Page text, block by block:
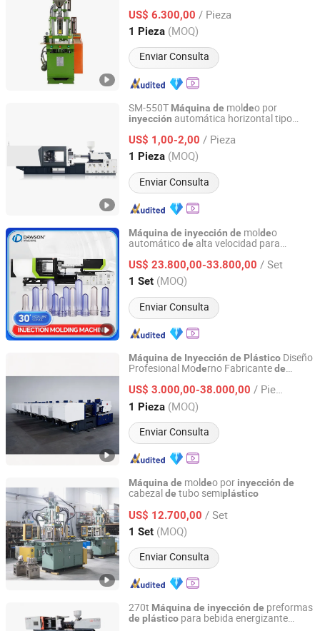
US$ 6.300,00 / Pieza
1 Pieza (MOQ)
Enviar Consulta
Guangdong, China Desde 2015
SM-550T Máquina de moldeo por
inyección automática horizontal tipo
preformasdebotellasde
tubos
PVC, cestas
europeo servo
US$ 1,00-2,00 / Pieza
1 Pieza (MOQ)
Enviar Consulta
K&E Machinery (Ningbo) Co., Ltd.
Zhejiang, China Desde 2020
Máquina de inyección de moldeo
automáticode alta velocidad para
deproduccióndeenvases agroquímicos
US$ 23.800,00-33.800,00 / Set
1 Set (MOQ)
Enviar Consulta
Zhangjiagang Dawson Machine Co., Ltd.
Jiangsu, China Desde 2017
Máquina de Inyección de Plástico Diseño
Profesional Moderno Fabricantede
PreformasdePETdeAlta Calidad
US$ 3.000,00-38.000,00 / Pieza
1 Pieza (MOQ)
Enviar Consulta
ZhangJiaGang HuiLi Machinery Co., Ltd.
Jiangsu, China Desde 2021
Máquina de moldeo por inyección de
cabezalde tubo semiplástico
US$ 12.700,00 / Set
1 Set (MOQ)
Enviar Consulta
Nantong Tongzhou Sunway Machinery Manufacturer Co.,
Ltd.
Jiangsu, China
270t Máquina de inyección de preformas
de plástico para bebida energizante
Ningbo Union Power Machinery Co., Ltd.